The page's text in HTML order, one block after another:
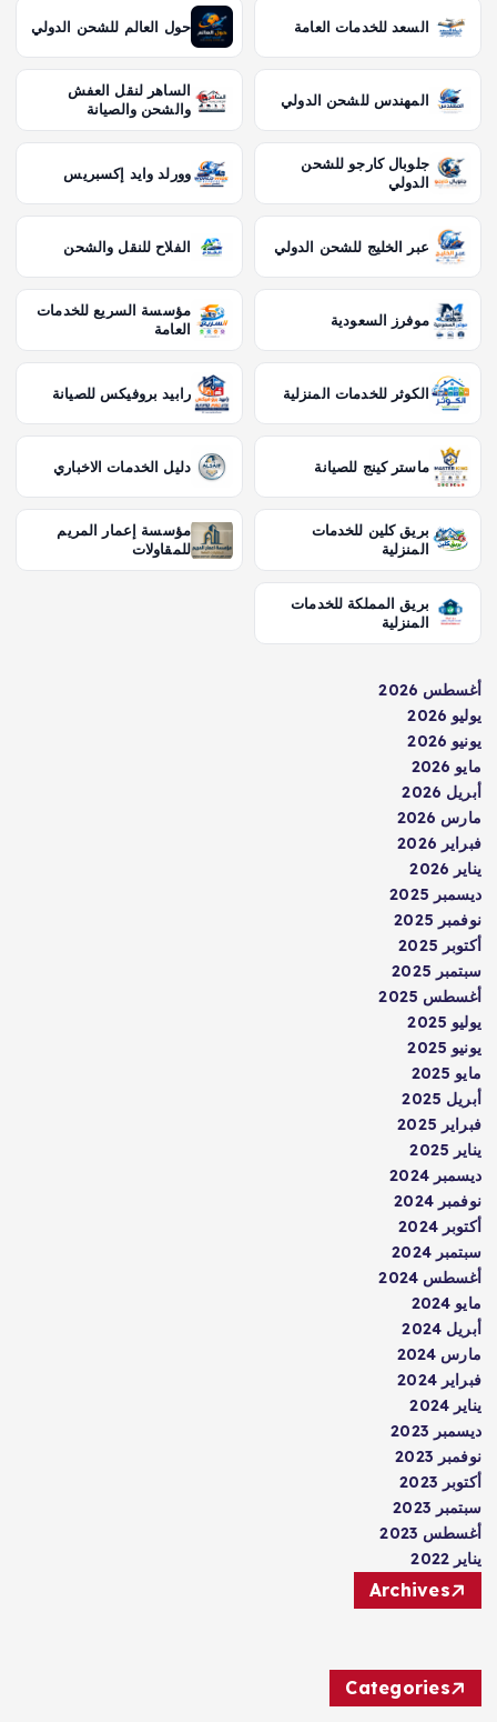
السعد للخدمات العامة حول العالم للشحن الدولي
المهندس للشحن الدولي
الساهر لنقل العفش
والشحن والصيانة
جلوبال كارجو للشحن
الدولي
وورلد وايد إكسبريس
عبر الخليج للشحن الدولي الفلاح للنقل والشحن
موفرز السعودية
مؤسسة السريع للخدمات
العامة
الكوثر للخدمات المنزلية رابيد بروفيكس للصيانة
ماستر كينج للصيانة دليل الخدمات الاخباري
بريق كلين للخدمات
المنزلية
مؤسسة إعمار المريم
للمقاولات
بريق المملكة للخدمات
المنزلية
أغسطس 2026
يوليو 2026
يونيو 2026
مايو 2026
أبريل 2026
مارس 2026
فبراير 2026
يناير 2026
ديسمبر 2025
نوفمبر 2025
أكتوبر 2025
سبتمبر 2025
أغسطس 2025
يوليو 2025
يونيو 2025
مايو 2025
أبريل 2025
فبراير 2025
يناير 2025
ديسمبر 2024
نوفمبر 2024
أكتوبر 2024
سبتمبر 2024
أغسطس 2024
مايو 2024
أبريل 2024
مارس 2024
فبراير 2024
يناير 2024
ديسمبر 2023
نوفمبر 2023
أكتوبر 2023
سبتمبر 2023
أغسطس 2023
يناير 2022
Archives
Categories